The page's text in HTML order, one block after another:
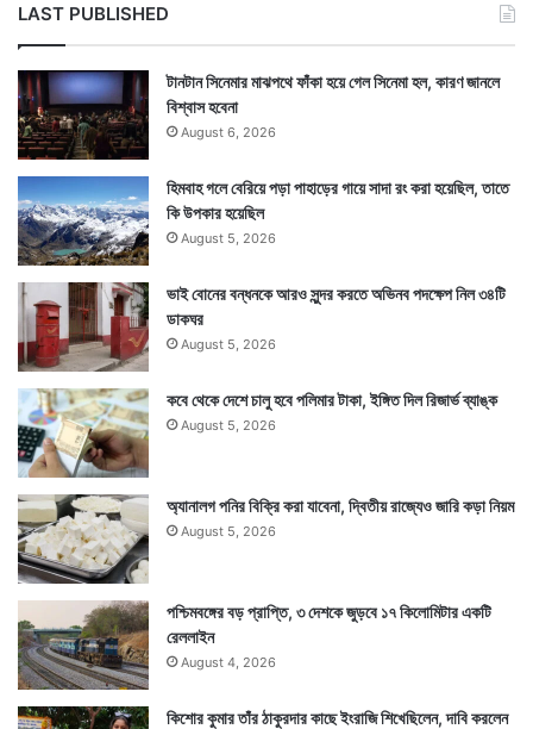
LAST PUBLISHED
টানটান সিনেমার মাঝপথে ফাঁকা হয়ে গেল সিনেমা হল, কারণ জানলে
বিশ্বাস হবেনা
August 6, 2026
হিমবাহ গলে বেরিয়ে পড়া পাহাড়ের গায়ে সাদা রং করা হয়েছিল, তাতে
কি উপকার হয়েছিল
August 5, 2026
ভাই বোনের বন্ধনকে আরও সুন্দর করতে অভিনব পদক্ষেপ নিল ৩৪টি
ডাকঘর
August 5, 2026
কবে থেকে দেশে চালু হবে পলিমার টাকা, ইঙ্গিত দিল রিজার্ভ ব্যাঙ্ক
August 5, 2026
অ্যানালগ পনির বিক্রি করা যাবেনা, দ্বিতীয় রাজ্যেও জারি কড়া নিয়ম
August 5, 2026
পশ্চিমবঙ্গের বড় প্রাপ্তি, ৩ দেশকে জুড়বে ১৭ কিলোমিটার একটি
রেললাইন
August 4, 2026
কিশোর কুমার তাঁর ঠাকুরদার কাছে ইংরাজি শিখেছিলেন, দাবি করলেন